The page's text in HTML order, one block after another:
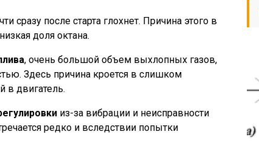
сразу после старта глохнет. Причина этого в
доля октана.
, очень большой объем выхлопных газов,
Здесь причина кроется в слишком
в двигатель.
из-за вибрации и неисправности
редко и вследствии попытки